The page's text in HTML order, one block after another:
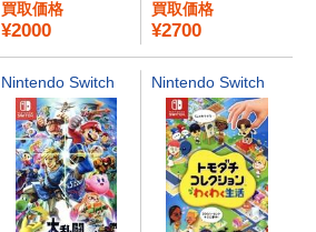
買取価格
¥2000
買取価格
¥2700
Nintendo Switch Nintendo Switch